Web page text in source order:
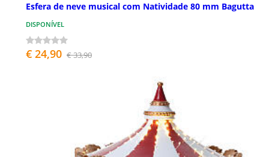
Esfera de neve musical com Natividade 80 mm Bagutta
DISPONÍVEL
€ 24,90 € 33,90